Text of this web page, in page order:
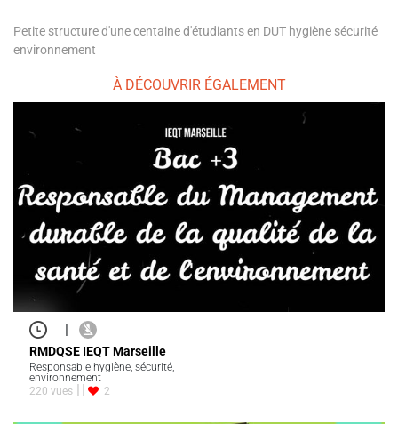
Petite structure d'une centaine d'étudiants en DUT hygiène sécurité
environnement
À DÉCOUVRIR ÉGALEMENT
|
RMDQSE IEQT Marseille
Responsable hygiène, sécurité,
environnement
220 vues
2